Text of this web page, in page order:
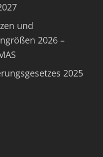
und
2026 –
2025